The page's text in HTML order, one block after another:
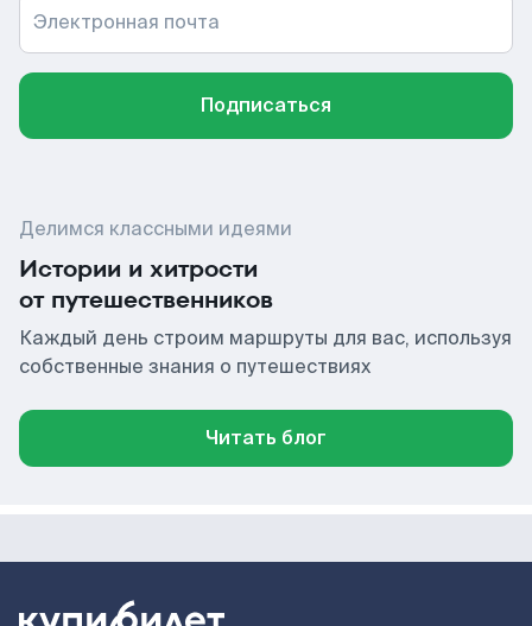
Электронная почта
Подписаться
Делимся классными идеями
Истории и хитрости
от путешественников
Каждый день строим маршруты для вас, используя
собственные знания о путешествиях
Читать блог